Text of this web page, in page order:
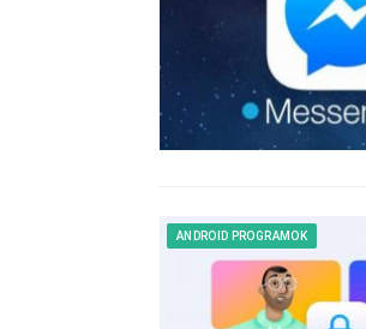
ANDROID PROGRAMOK